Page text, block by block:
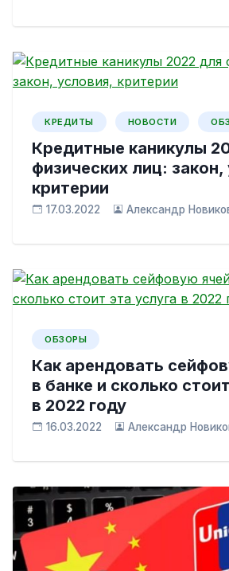
КРЕДИТЫ НОВОСТИ
Кредитные каникулы
физических лиц: закон,
критерии
17.03.2022 Александр
ОБЗОРЫ
Как арендовать
в банке и сколько
в 2022 году
16.03.2022 Александр